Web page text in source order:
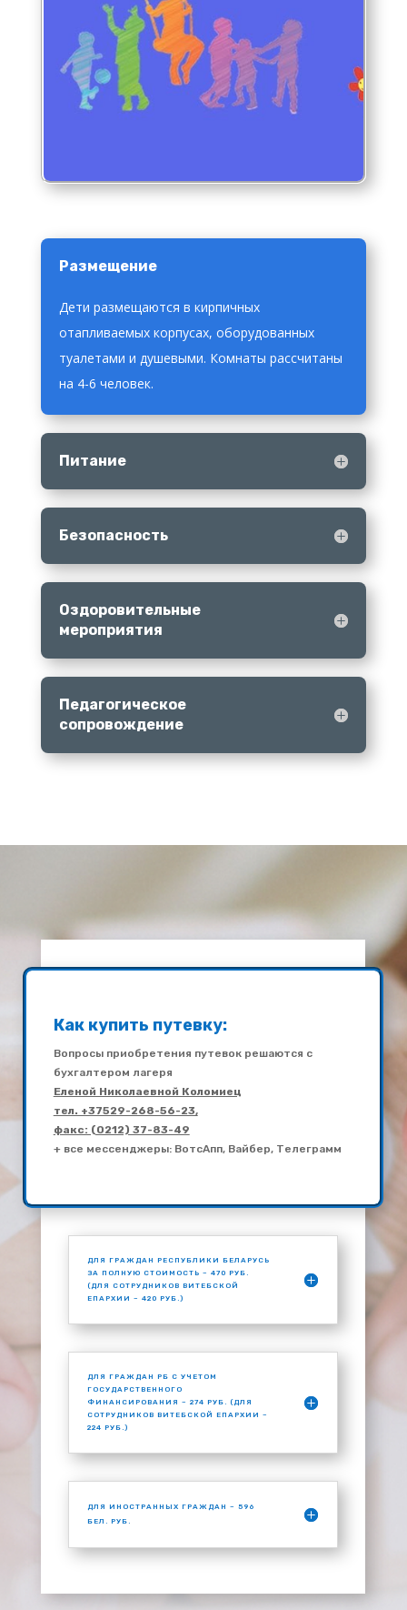
Размещение
Дети размещаются в кирпичных
отапливаемых корпусах, оборудованных
туалетами и душевыми. Комнаты рассчитаны
на 4-6 человек.
Питание
Безопасность
Оздоровительные
мероприятия
Педагогическое
сопровождение
Как купить путевку:
Вопросы приобретения путевок решаются с
бухгалтером лагеря
Еленой Николаевной Коломиец
тел. +37529-268-56-23,
факс: (0212) 37-83-49
+ все мессенджеры: ВотсАпп, Вайбер, Телеграмм
ДЛЯ ГРАЖДАН РЕСПУБЛИКИ БЕЛАРУСЬ
ЗА ПОЛНУЮ СТОИМОСТЬ – 470 РУБ.
(ДЛЯ СОТРУДНИКОВ ВИТЕБСКОЙ
ЕПАРХИИ – 420 РУБ.)
ДЛЯ ГРАЖДАН РБ C УЧЕТОМ
ГОСУДАРСТВЕННОГО
ФИНАНСИРОВАНИЯ – 274 РУБ. (ДЛЯ
СОТРУДНИКОВ ВИТЕБСКОЙ ЕПАРХИИ –
224 РУБ.)
ДЛЯ ИНОСТРАННЫХ ГРАЖДАН – 596
БЕЛ. РУБ.